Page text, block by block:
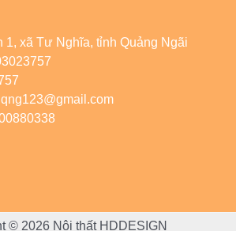
1, xã Tư Nghĩa, tỉnh Quảng Ngãi
© 2026 Nội thất HDDESIGN